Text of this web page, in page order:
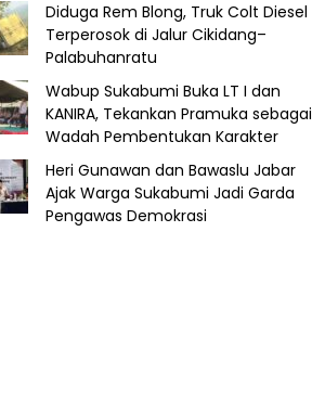
Diduga Rem Blong, Truk Colt Diesel
Terperosok di Jalur Cikidang–
Palabuhanratu
Wabup Sukabumi Buka LT I dan
KANIRA, Tekankan Pramuka sebagai
Wadah Pembentukan Karakter
Heri Gunawan dan Bawaslu Jabar
Ajak Warga Sukabumi Jadi Garda
Pengawas Demokrasi